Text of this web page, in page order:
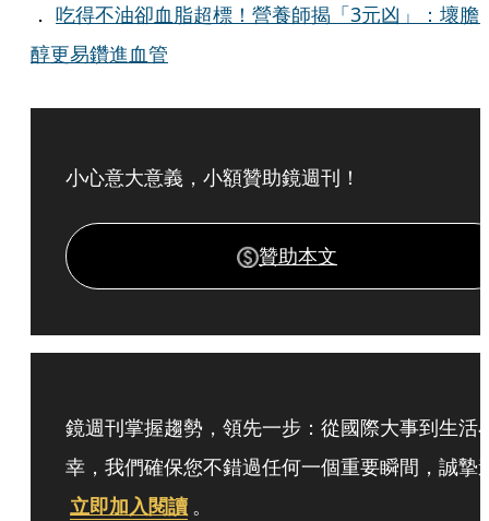
． 吃得不油卻血脂超標！營養師揭「3元凶」：壞膽
醇更易鑽進血管
小心意大意義，小額贊助鏡週刊！
贊助本文
鏡週刊掌握趨勢，領先一步：從國際大事到生活
幸，我們確保您不錯過任何一個重要瞬間，誠摯
立即加入閱讀 。